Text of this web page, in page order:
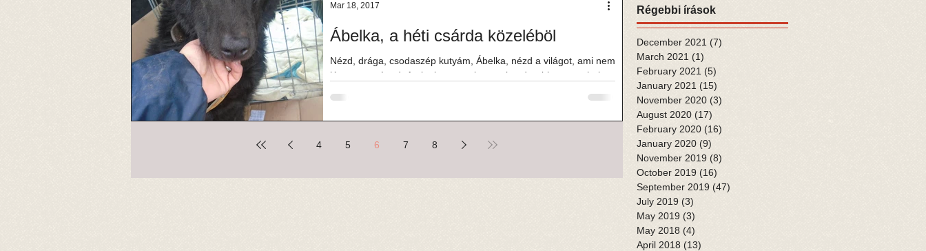
Ábelka, a héti csárda közeléböl
Nézd, drága, csodaszép kutyám, Ábelka, nézd a világot, ami nem
látott meg téged. Aminek nem volt egyetlen darabja sem, ahol
Mar 18, 2017
4 5 6 7 8
Régebbi írások
December 2021 (7)
March 2021 (1)
February 2021 (5)
January 2021 (15)
November 2020 (3)
August 2020 (17)
February 2020 (16)
January 2020 (9)
November 2019 (8)
October 2019 (16)
September 2019 (47)
July 2019 (3)
May 2019 (3)
May 2018 (4)
April 2018 (13)